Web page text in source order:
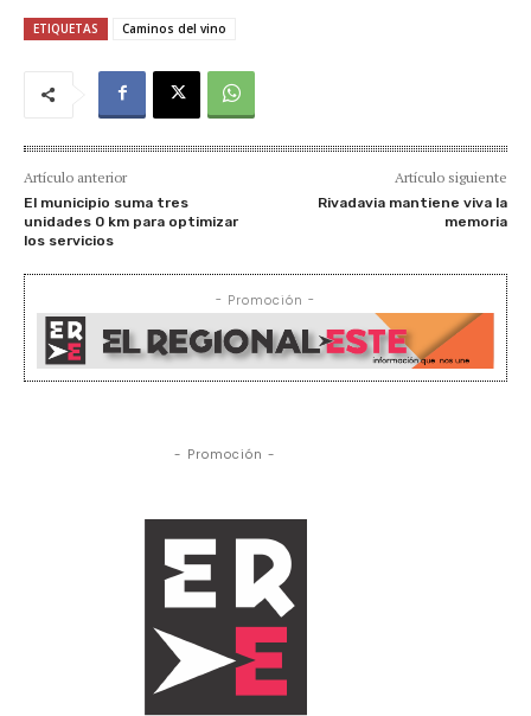
ETIQUETAS Caminos del vino
Artículo anterior
El municipio suma tres
unidades 0 km para optimizar
los servicios
Artículo siguiente
Rivadavia mantiene viva la
memoria
- Promoción -
- Promoción -